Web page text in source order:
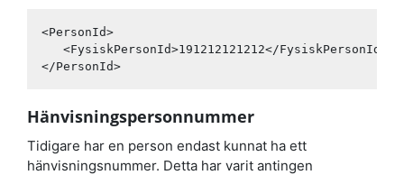
<PersonId>
   <FysiskPersonId>191212121212</FysiskPersonId>
</PersonId>
Hänvisningspersonnummer
Tidigare har en person endast kunnat ha ett
hänvisningsnummer. Detta har varit antingen